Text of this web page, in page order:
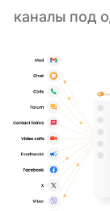
каналы под